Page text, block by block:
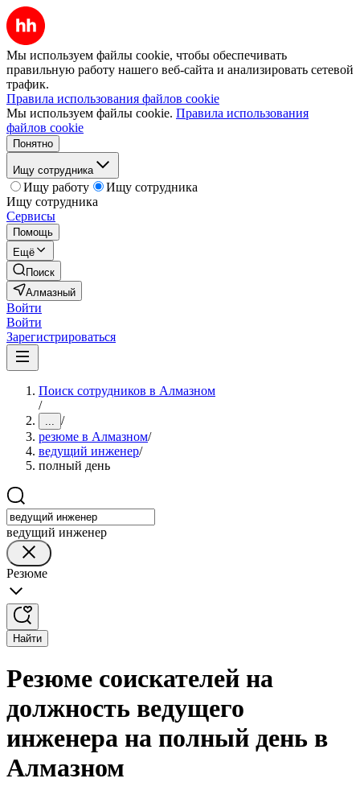
Мы используем файлы cookie, чтобы обеспечивать
правильную работу нашего веб-сайта и анализировать сетевой
трафик.
Правила использования файлов cookie
Мы используем файлы cookie. Правила использования
файлов cookie
Понятно
Ищу сотрудника
Ищу работу
Ищу сотрудника
Ищу сотрудника
Сервисы
Помощь
Ещё
Поиск
Алмазный
Войти
Войти
Зарегистрироваться
Поиск сотрудников в Алмазном
/
... /
резюме в Алмазном/
ведущий инженер/
полный день
ведущий инженер
Резюме
Найти
Резюме соискателей на
должность ведущего
инженера на полный день в
Алмазном